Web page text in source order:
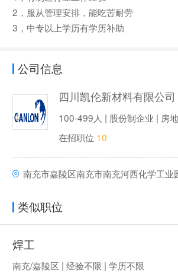
2，服从管理安排，能吃苦耐劳
3，中专以上学历有学历补助
公司信息
四川凯伦新材料有限公司
100-499人 | 股份制企业 | 房
在招职位 10
南充市嘉陵区南充市南充河西化学工业
类似职位
焊工
南充/嘉陵区 | 经验不限 | 学历不限